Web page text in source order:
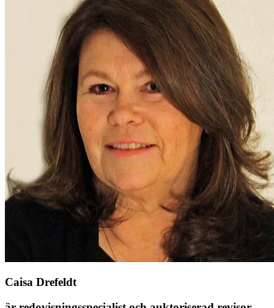
Caisa Drefeldt